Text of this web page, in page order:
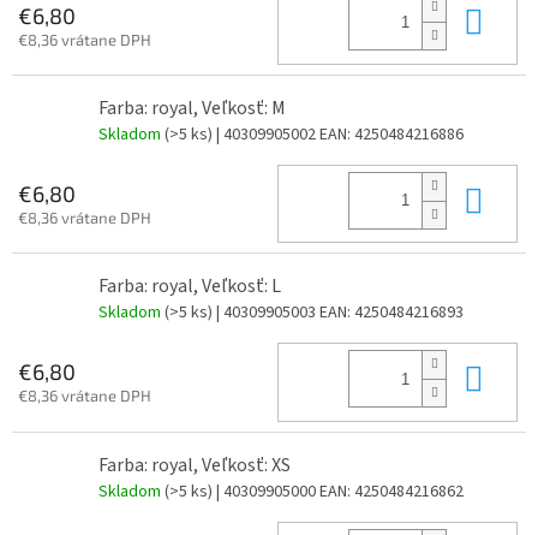
€6,80
€8,36 vrátane DPH
Farba: royal, Veľkosť: M
Skladom (>5 ks) | 40309905002EAN: 4250484216886
€6,80
€8,36 vrátane DPH
Farba: royal, Veľkosť: L
Skladom (>5 ks) | 40309905003 EAN: 4250484216893
€6,80
€8,36 vrátane DPH
Farba: royal, Veľkosť: XS
Skladom (>5 ks) | 40309905000EAN: 4250484216862